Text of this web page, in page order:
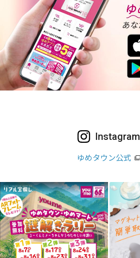
Instagram
ゆめタウン公式